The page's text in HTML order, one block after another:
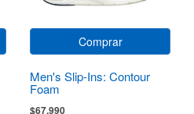
Comprar
Men's Slip-Ins: Contour
Foam
$67.990